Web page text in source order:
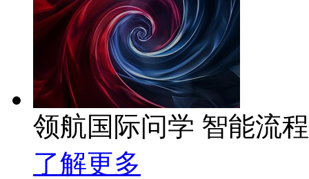
领航国际问学 智能流
了解更多